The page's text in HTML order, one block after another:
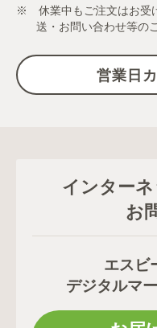
※ 休業中もご注文はお受
送・お問い合わせ等の
営業日
インター
お
エスビ
デジタルマ